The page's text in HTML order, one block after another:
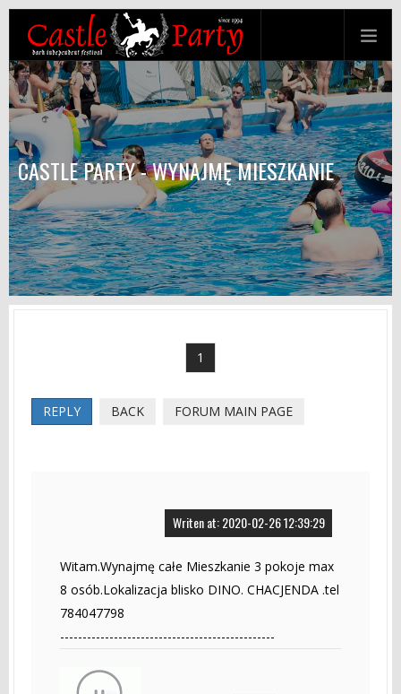
CASTLE PARTY - WYNAJMĘ MIESZKANIE
1
REPLY BACK FORUM MAIN PAGE
Writen at: 2020-02-26 12:39:29
Witam.Wynajmę całe Mieszkanie 3 pokoje max
8 osób.Lokalizacja blisko DINO. CHACJENDA .tel
784047798
------------------------------------------------